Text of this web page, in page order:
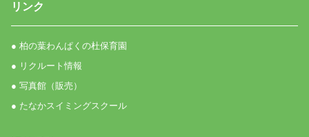
リンク
● 柏の葉わんぱくの杜保育園
● リクルート情報
● 写真館（販売）
● たなかスイミングスクール